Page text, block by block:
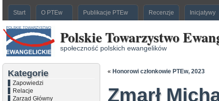
Start O PTEw Publikacje PTEw Recenzje Inicjatywy
Polskie Towarzystwo
społeczność polskich ewangelików
Kategorie
Zapowiedzi
Relacje
Zarząd Główny
« Honorowi członkowie PTEw, 2023
Zmarł